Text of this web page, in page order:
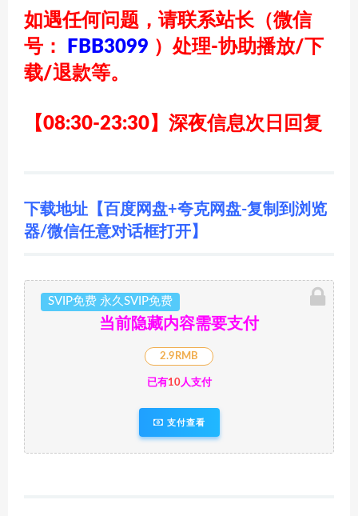
如遇任何问题，请联系站长（微信
号：
FBB3099 ） 处理-协助播放/下
载/退款等。
【08:30-23:30】深夜信息次日回复
下载地址【百度网盘+夸克网盘-复制到浏览
器/微信任意对话框打开】
SVIP免费 永久SVIP免费
当前隐藏内容需要支付
2.9RMB
已有10人支付
支付查看